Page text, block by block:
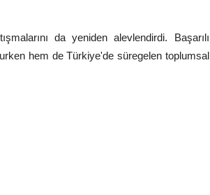
da yeniden alevlendirdi. Başarılı
hem de Türkiye'de süregelen toplumsal